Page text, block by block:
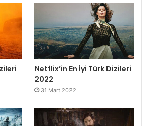
Netflix’in En İyi Türk Dizileri
2022
31 Mart 2022